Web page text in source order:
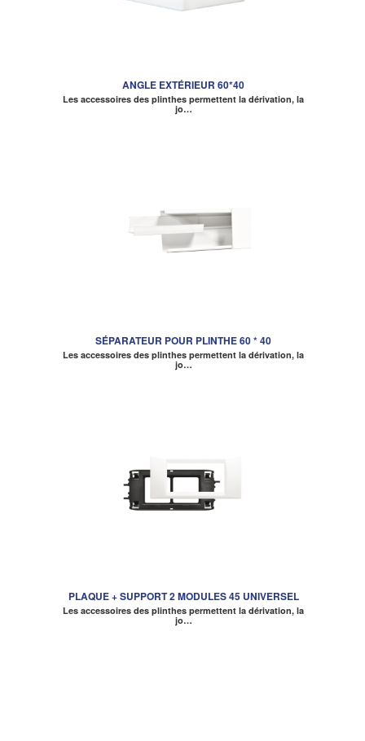
ANGLE EXTÉRIEUR 60*40
Les accessoires des plinthes permettent la dérivation, la
jo…
SÉPARATEUR POUR PLINTHE 60 * 40
Les accessoires des plinthes permettent la dérivation, la
jo…
PLAQUE + SUPPORT 2 MODULES 45 UNIVERSEL
Les accessoires des plinthes permettent la dérivation, la
jo…